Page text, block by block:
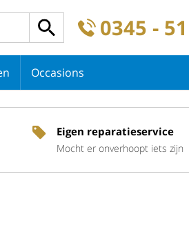
0345 -
Occasions
Eigen reparatieservice
Mocht er onverhoopt iets zijn